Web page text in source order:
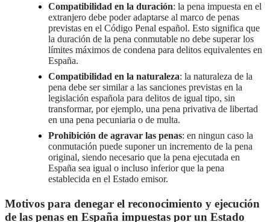
Compatibilidad en la duración: la pena impuesta en el
extranjero debe poder adaptarse al marco de penas
previstas en el Código Penal español. Esto significa que
la duración de la pena conmutable no debe superar los
límites máximos de condena para delitos equivalentes en
España.
Compatibilidad en la naturaleza: la naturaleza de la
pena debe ser similar a las sanciones previstas en la
legislación española para delitos de igual tipo, sin
transformar, por ejemplo, una pena privativa de libertad
en una pena pecuniaria o de multa.
Prohibición de agravar las penas: en ningun caso la
conmutación puede suponer un incremento de la pena
original, siendo necesario que la pena ejecutada en
España sea igual o incluso inferior que la pena
establecida en el Estado emisor.
Motivos para denegar el reconocimiento y ejecución
de las penas en España impuestas por un Estado